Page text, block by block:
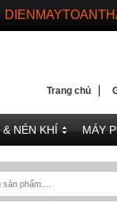
WEBSITE HÀNG
Trang chủ
NÉN KHÍ MÁY